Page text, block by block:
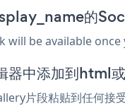
的
will be available
器中添加到html
片段粘贴到任何接